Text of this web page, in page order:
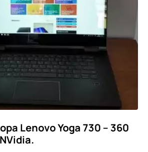
Lenovo Yoga 730 – 360